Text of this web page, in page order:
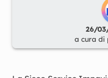
26/
a cura di